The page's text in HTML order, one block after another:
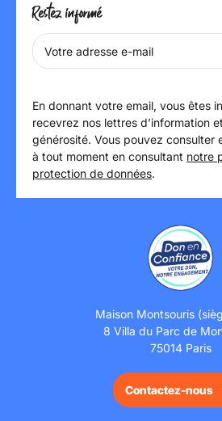
Restez informé
En donnant votre email, vous êtes
recevrez nos lettres d’information
générosité. Vous pouvez consulter
à tout moment en consultant notre
protection de données.
Maison Montsouris
8 Villa du Parc de
75014 Paris
Contactez-nous